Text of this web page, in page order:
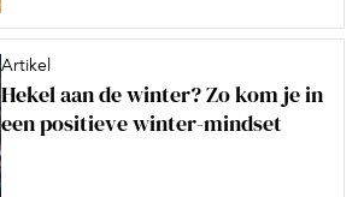
Artikel
Hekel aan de winter? Zo kom je in
een positieve winter-mindset